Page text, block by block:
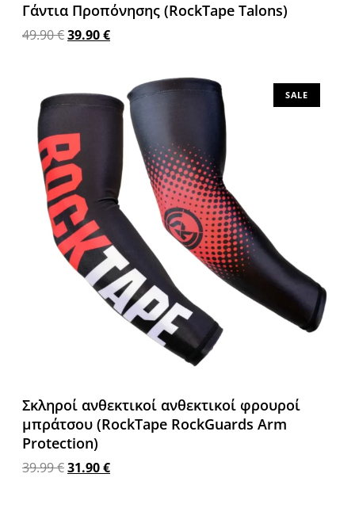
Γάντια Προπόνησης (RockTape Talons)
49.90€39.90€
SALE
Σκληροί ανθεκτικοί ανθεκτικοί φρουροί
μπράτσου (RockTape RockGuards Arm
Protection)
39.99€31.90€